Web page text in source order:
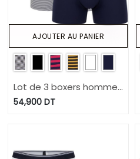
Lot de 3 boxers homme
en coton stretch
54,900DT
AJOUTER AU PANIER